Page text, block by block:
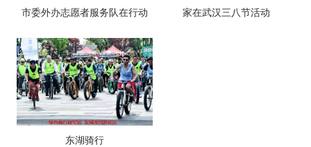
市委外办志愿者服务队在行动 家在武汉三八节活动
东湖骑行